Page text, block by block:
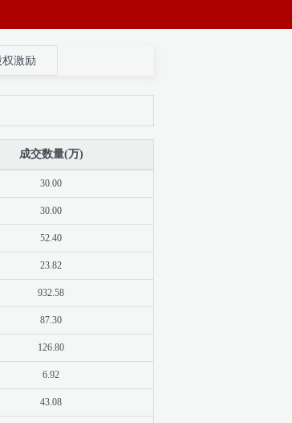
权激励
成交数量(万)
30.00
30.00
52.40
23.82
932.58
87.30
126.80
6.92
43.08